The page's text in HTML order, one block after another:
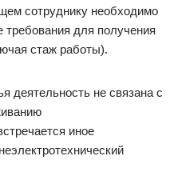
сотруднику необходимо
для получения
стаж работы).
деятельность не связана с
иное